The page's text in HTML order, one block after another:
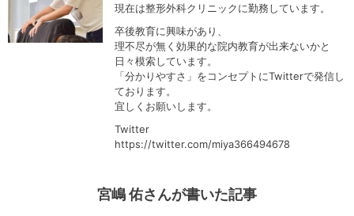
現在は整形外科クリニックに勤務しています。
卒後教育に興味があり、
理不尽が無く効果的な院内教育が出来ないかと
日々模索しています。
「分かりやすさ」をコンセプトにTwitterで発信し
ております。
宜しくお願いします。
Twitter
https://twitter.com/miya366494678
宮嶋 佑さんが書いた記事